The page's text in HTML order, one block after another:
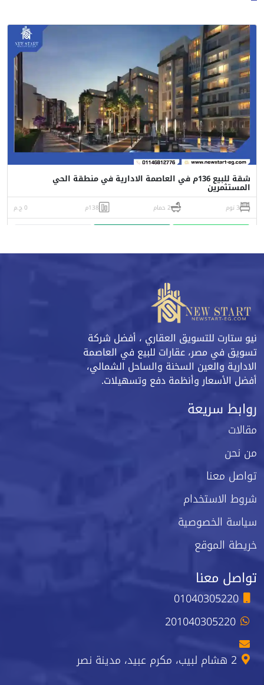
شقة للبيع 136م في العاصمة الادارية في منطقة الحي
المستثمرين
3 نوم 2 حمام 138م 0 ج.م
نيو ستارت للتسويق العقاري ، أفضل شركة
تسويق في مصر، عقارات للبيع في العاصمة
الادارية والعين السخنة والساحل الشمالي،
أفضل الأسعار وأنظمة دفع وتسهيلات.
روابط سريعة
مقالات
من نحن
تواصل معنا
شروط الاستخدام
سياسة الخصوصية
خريطة الموقع
تواصل معنا
01040305220
201040305220
2 هشام لبيب، مكرم عبيد، مدينة نصر